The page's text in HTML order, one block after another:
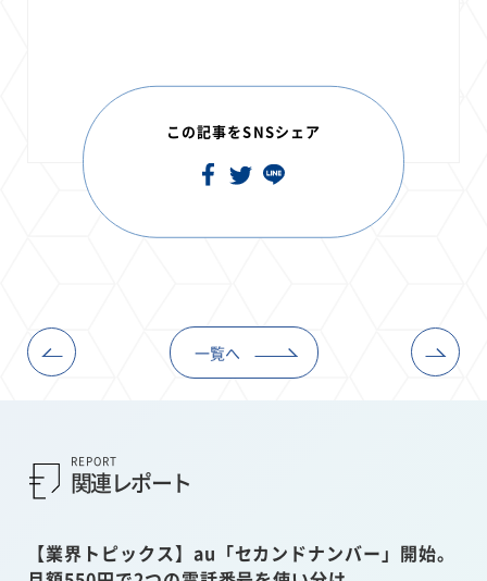
この記事をSNSシェア
一覧へ
REPORT
関連レポート
【業界トピックス】au「セカンドナンバー」開始。